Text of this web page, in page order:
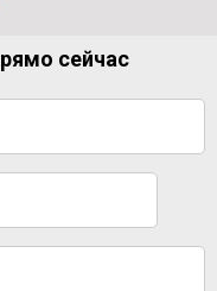
сейчас